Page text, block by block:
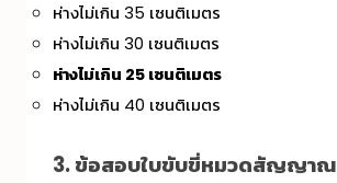
ห่างไม่เกิน 35 เซนติเมตร
ห่างไม่เกิน 30 เซนติเมตร
ห่างไม่เกิน 25 เซนติเมตร
ห่างไม่เกิน 40 เซนติเมตร
3. ข้อสอบใบขับขี่หมวดสัญญาณ